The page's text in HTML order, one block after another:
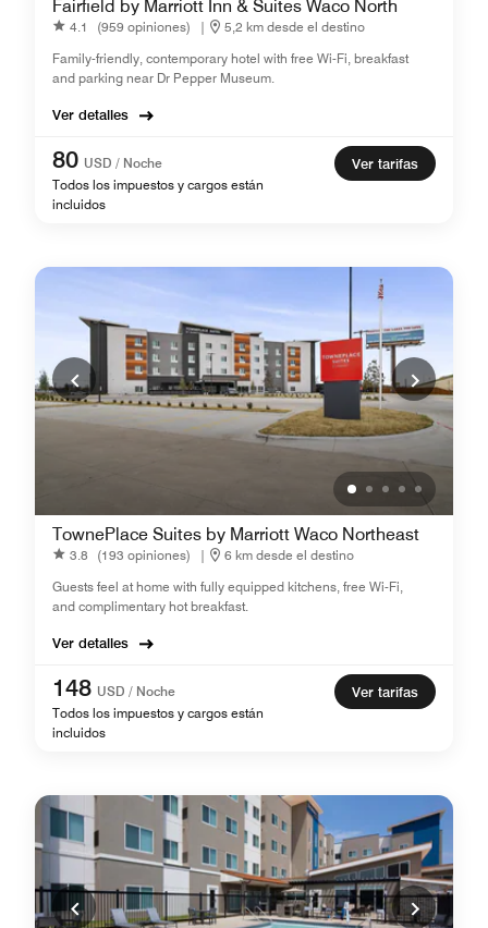
Fairfield by Marriott Inn & Suites Waco North
4.1 (959 opiniones) |
5,2 km desde el destino
Family-friendly, contemporary hotel with free Wi-Fi, breakfast
and parking near Dr Pepper Museum.
Ver detalles
80 USD / Noche
Todos los impuestos y cargos están
incluidos
Ver tarifas
TownePlace Suites by Marriott Waco Northeast
3.8 (193 opiniones) |
6 km desde el destino
Guests feel at home with fully equipped kitchens, free Wi-Fi,
and complimentary hot breakfast.
Ver detalles
148 USD / Noche
Todos los impuestos y cargos están
incluidos
Ver tarifas